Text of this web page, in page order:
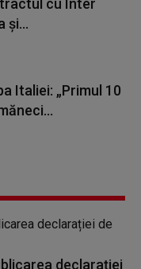
cu Inter
și...
Italiei: „Primul 10
declarației